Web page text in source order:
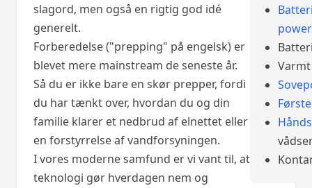
slagord, men også en rigtig god idé
generelt.
Forberedelse ("prepping" på engelsk) er
blevet mere mainstream de seneste år.
Så du er ikke bare en skør prepper, fordi
du har tænkt over, hvordan du og din
familie klarer et nedbrud af elnettet eller
en forstyrrelse af vandforsyningen.
I vores moderne samfund er vi vant til, at
teknologi gør hverdagen nem og